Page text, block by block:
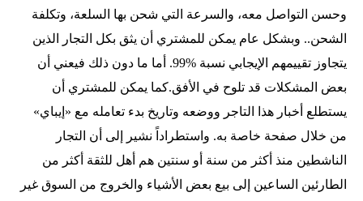
وحسن التواصل معه، والسرعة التي شحن بها السلعة، وتكلفة
الشحن.. وبشكل عام يمكن للمشتري أن يثق بكل التجار الذين
يتجاوز تقييمهم الإيجابي نسبة %99. أما ما دون ذلك فيعني أن
بعض المشكلات قد تلوح في الأفق. كما يمكن للمشتري أن
يستطلع أخبار هذا التاجر ووضعه وتاريخ بدء تعامله مع «إيباي»
من خلال صفحة خاصة به. واستطراداً نشير إلى أن التجار
الناشطين منذ أكثر من سنة أو سنتين هم أهل للثقة أكثر من
الطارئين الساعين إلى بيع بعض الأشياء والخروج من السوق غير